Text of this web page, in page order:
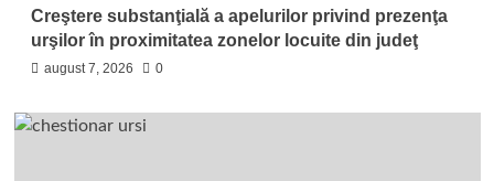
Creştere substanţială a apelurilor privind prezenţa
urşilor în proximitatea zonelor locuite din judeţ
august 7, 2026 0